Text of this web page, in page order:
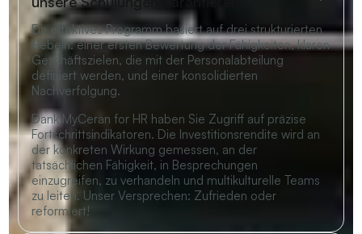
Ein effektives Programm basiert auf drei strukturierten
Hebeln: einer ersten Bewertung der Fähigkeiten, klaren
Geschäftszielen, die mit der Personalabteilung
definiert werden, und einer konsolidierten
Nachverfolgung.
Dank MyCeran for HR haben Sie Zugriff auf präzise
Fortschrittsindikatoren. Die Investitionsrendite wird an
der konkreten Wirkung gemessen, an der
tatsächlichen Fähigkeit, in Besprechungen
einzugreifen, zu verhandeln und multikulturelle Teams
zu leiten. Unser Versprechen: Zufrieden oder
reformiert!